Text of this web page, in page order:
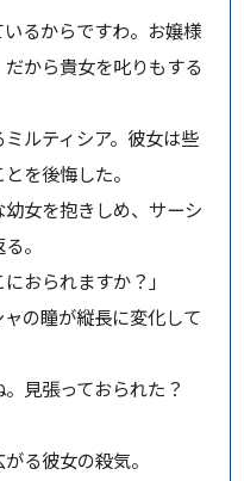
いるからですわ。お嬢様
から貴女を叱りもする
ルティシア。彼女は些
を後悔した。
女を抱きしめ、サーシ
。
おられますか？」
の瞳が縦長に変化して
。見張っておられた？
る彼女の殺気。